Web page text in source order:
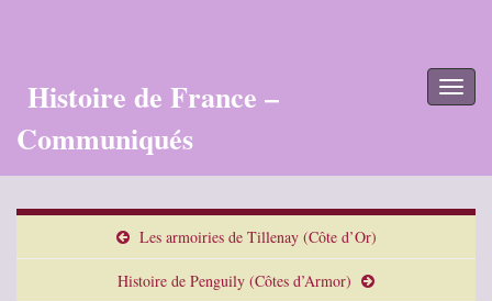
Histoire de France –
Communiqués
Les armoiries de Tillenay (Côte d’Or)
Histoire de Penguily (Côtes d’Armor)